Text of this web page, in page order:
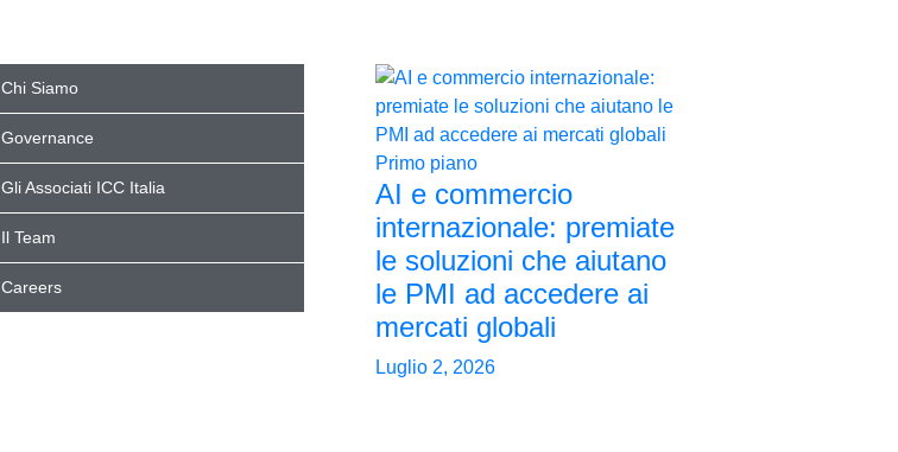
Chi Siamo
Governance
Gli Associati ICC Italia
Il Team
Careers
Primo piano
AI e commercio
internazionale: premiate
le soluzioni che aiutano
le PMI ad accedere ai
mercati globali
Luglio 2, 2026